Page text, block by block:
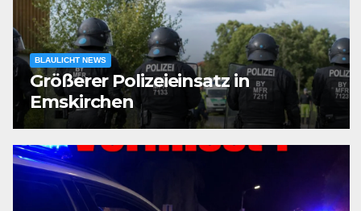
BLAULICHT NEWS
Größerer Polizeieinsatz in
Emskirchen